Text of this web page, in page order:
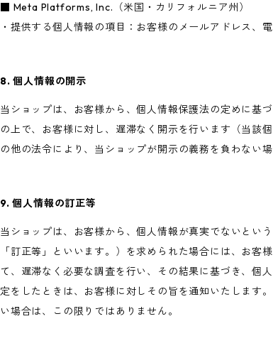
■ Meta Platforms, Inc.（米国・カリフォルニア州）
・提供する個人情報の項目：お客様のメールアドレス、
8. 個人情報の開示
当ショップは、お客様から、個人情報保護法の定めに基
の上で、お客様に対し、遅滞なく開示を行います（当該
の他の法令により、当ショップが開示の義務を負わない
9. 個人情報の訂正等
当ショップは、お客様から、個人情報が真実でないとい
「訂正等」といいます。）を求められた場合には、お
て、遅滞なく必要な調査を行い、その結果に基づき、個
定をしたときは、お客様に対しその旨を通知いたします
い場合は、この限りではありません。